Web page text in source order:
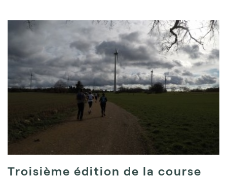
Troisième édition de la course